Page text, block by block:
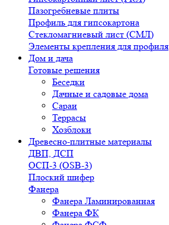
Пазогребневые плиты
Профиль для гипсокартона
Стекломагниевый лист (СМЛ)
Элементы крепления для профиля
Дом и дача
Готовые решения
Беседки
Дачные и садовые дома
Сараи
Террасы
Хозблоки
Древесно-плитные материалы
ДВП, ДСП
ОСП-3 (OSB-3)
Плоский шифер
Фанера
Фанера Ламинированная
Фанера ФК